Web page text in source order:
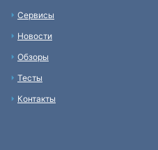
Сервисы
Новости
Обзоры
Тесты
Контакты